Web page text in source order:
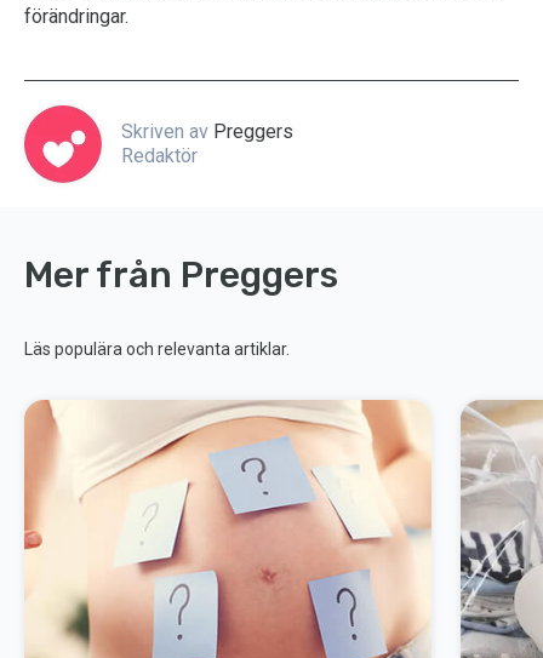
förändringar.
Skriven av Preggers
Redaktör
Mer från Preggers
Läs populära och relevanta artiklar.